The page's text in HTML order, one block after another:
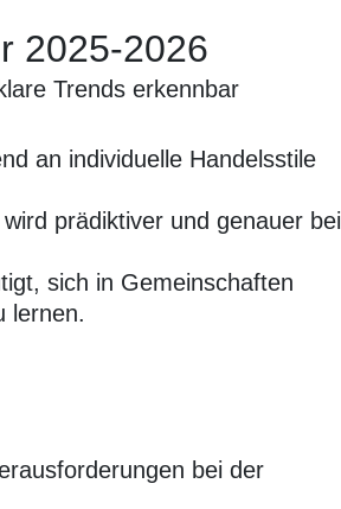
2025-2026
Trends erkennbar
an individuelle Handelsstile
wird prädiktiver und genauer bei
sich in Gemeinschaften
lernen.
bei der